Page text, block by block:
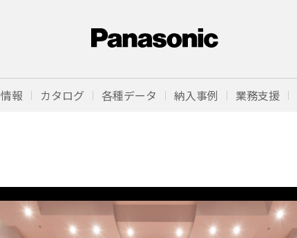
報 カタログ 各種データ 納入事例 業務支援